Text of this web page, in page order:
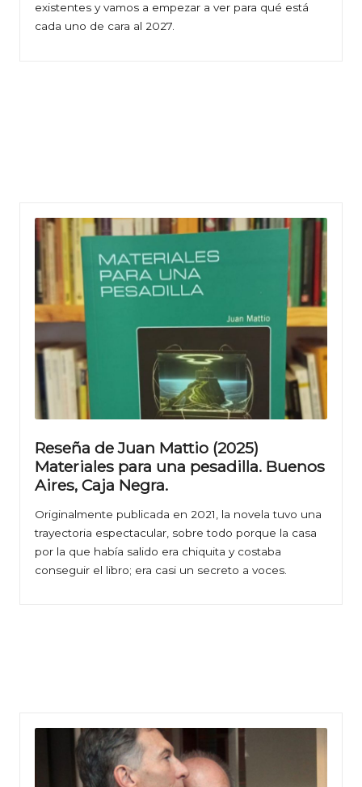
existentes y vamos a empezar a ver para qué está
cada uno de cara al 2027.
Reseña de Juan Mattio (2025)
Materiales para una pesadilla. Buenos
Aires, Caja Negra.
Originalmente publicada en 2021, la novela tuvo una
trayectoria espectacular, sobre todo porque la casa
por la que había salido era chiquita y costaba
conseguir el libro; era casi un secreto a voces.